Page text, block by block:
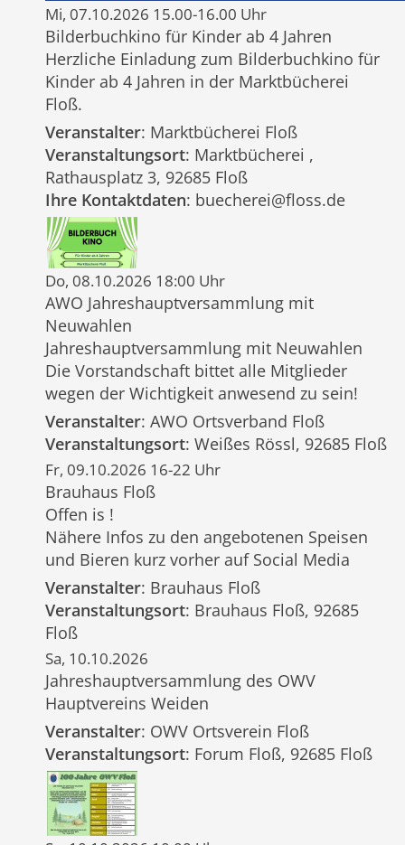
Mi, 07.10.2026 15.00-16.00 Uhr
Bilderbuchkino für Kinder ab 4 Jahren
Herzliche Einladung zum Bilderbuchkino für
Kinder ab 4 Jahren in der Marktbücherei
Floß.
Veranstalter: Marktbücherei Floß
Veranstaltungsort: Marktbücherei ,
Rathausplatz 3, 92685 Floß
Ihre Kontaktdaten: buecherei@floss.de
Do, 08.10.2026 18:00 Uhr
AWO Jahreshauptversammlung mit
Neuwahlen
Jahreshauptversammlung mit Neuwahlen
Die Vorstandschaft bittet alle Mitglieder
wegen der Wichtigkeit anwesend zu sein!
Veranstalter: AWO Ortsverband Floß
Veranstaltungsort: Weißes Rössl, 92685 Floß
Fr, 09.10.2026 16-22 Uhr
Brauhaus Floß
Offen is !
Nähere Infos zu den angebotenen Speisen
und Bieren kurz vorher auf Social Media
Veranstalter: Brauhaus Floß
Veranstaltungsort: Brauhaus Floß, 92685
Floß
Sa, 10.10.2026
Jahreshauptversammlung des OWV
Hauptvereins Weiden
Veranstalter: OWV Ortsverein Floß
Veranstaltungsort: Forum Floß, 92685 Floß